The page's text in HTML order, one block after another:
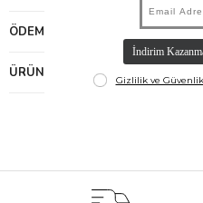
ÖDEME SEÇENEKLERI
ÜRÜN ÖNERILERI